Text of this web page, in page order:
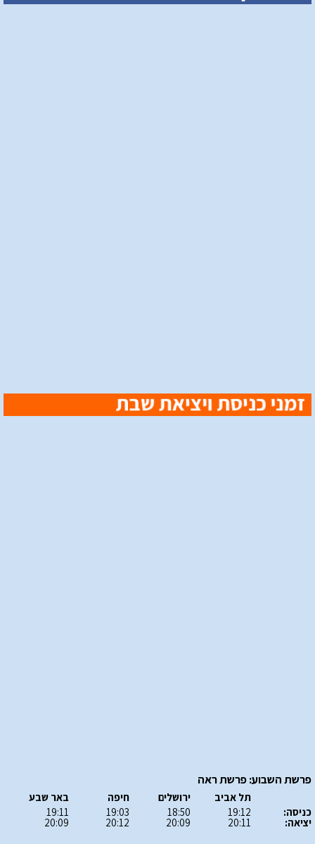
פרשת השבוע: פרשת ראה
כניסה:
יציאה:
תל אביב
19:12
20:11
ירושלים
18:50
20:09
חיפה
19:03
20:12
באר שבע
19:11
20:09